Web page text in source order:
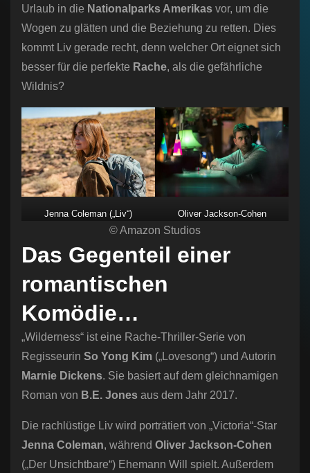
Urlaub in die Nationalparks Amerikas vor, um die
Wogen zu glätten und die Beziehung zu retten. Dies
kommt Liv gerade recht, denn welcher Ort eignet sich
besser für die perfekte Rache, als die gefährliche
Wildnis?
Jenna Coleman („Liv“)
Oliver Jackson-Cohen
© Amazon Studios
Das Gegenteil einer
romantischen
Komödie…
„Wilderness“ ist eine Rache-Thriller-Serie von
Regisseurin So Yong Kim („Lovesong“) und Autorin
Marnie Dickens. Sie basiert auf dem gleichnamigen
Roman von B.E. Jones aus dem Jahr 2017.
Die rachlüstige Liv wird porträtiert von „Victoria“-Star
Jenna Coleman, während Oliver Jackson-Cohen
(„Der Unsichtbare“) Ehemann Will spielt. Außerdem